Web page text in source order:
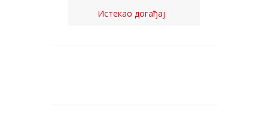
Истекао догађај